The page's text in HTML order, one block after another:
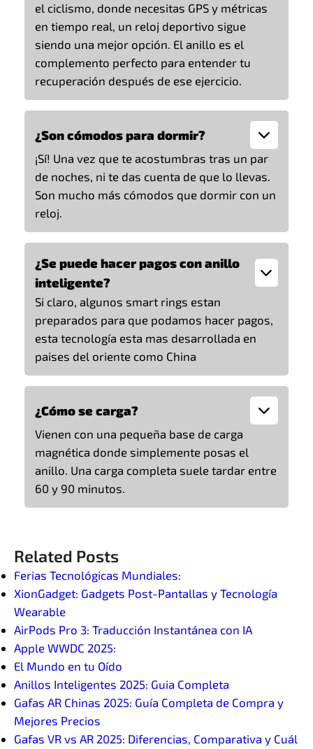
el ciclismo, donde necesitas GPS y métricas
en tiempo real, un reloj deportivo sigue
siendo una mejor opción. El anillo es el
complemento perfecto para entender tu
recuperación después de ese ejercicio.
¿Son cómodos para dormir?
¡Sí! Una vez que te acostumbras tras un par
de noches, ni te das cuenta de que lo llevas.
Son mucho más cómodos que dormir con un
reloj.
¿Se puede hacer pagos con anillo
inteligente?
Si claro, algunos smart rings estan
preparados para que podamos hacer pagos,
esta tecnología esta mas desarrollada en
paises del oriente como China
¿Cómo se carga?
Vienen con una pequeña base de carga
magnética donde simplemente posas el
anillo. Una carga completa suele tardar entre
60 y 90 minutos.
Related Posts
Ferias Tecnológicas Mundiales:
XionGadget: Gadgets Post-Pantallas y Tecnología
Wearable
AirPods Pro 3: Traducción Instantánea con IA
Apple WWDC 2025:
El Mundo en tu Oído
Anillos Inteligentes 2025: Guia Completa
Gafas AR Chinas 2025: Guía Completa de Compra y
Mejores Precios
Gafas VR vs AR 2025: Diferencias, Comparativa y Cuál